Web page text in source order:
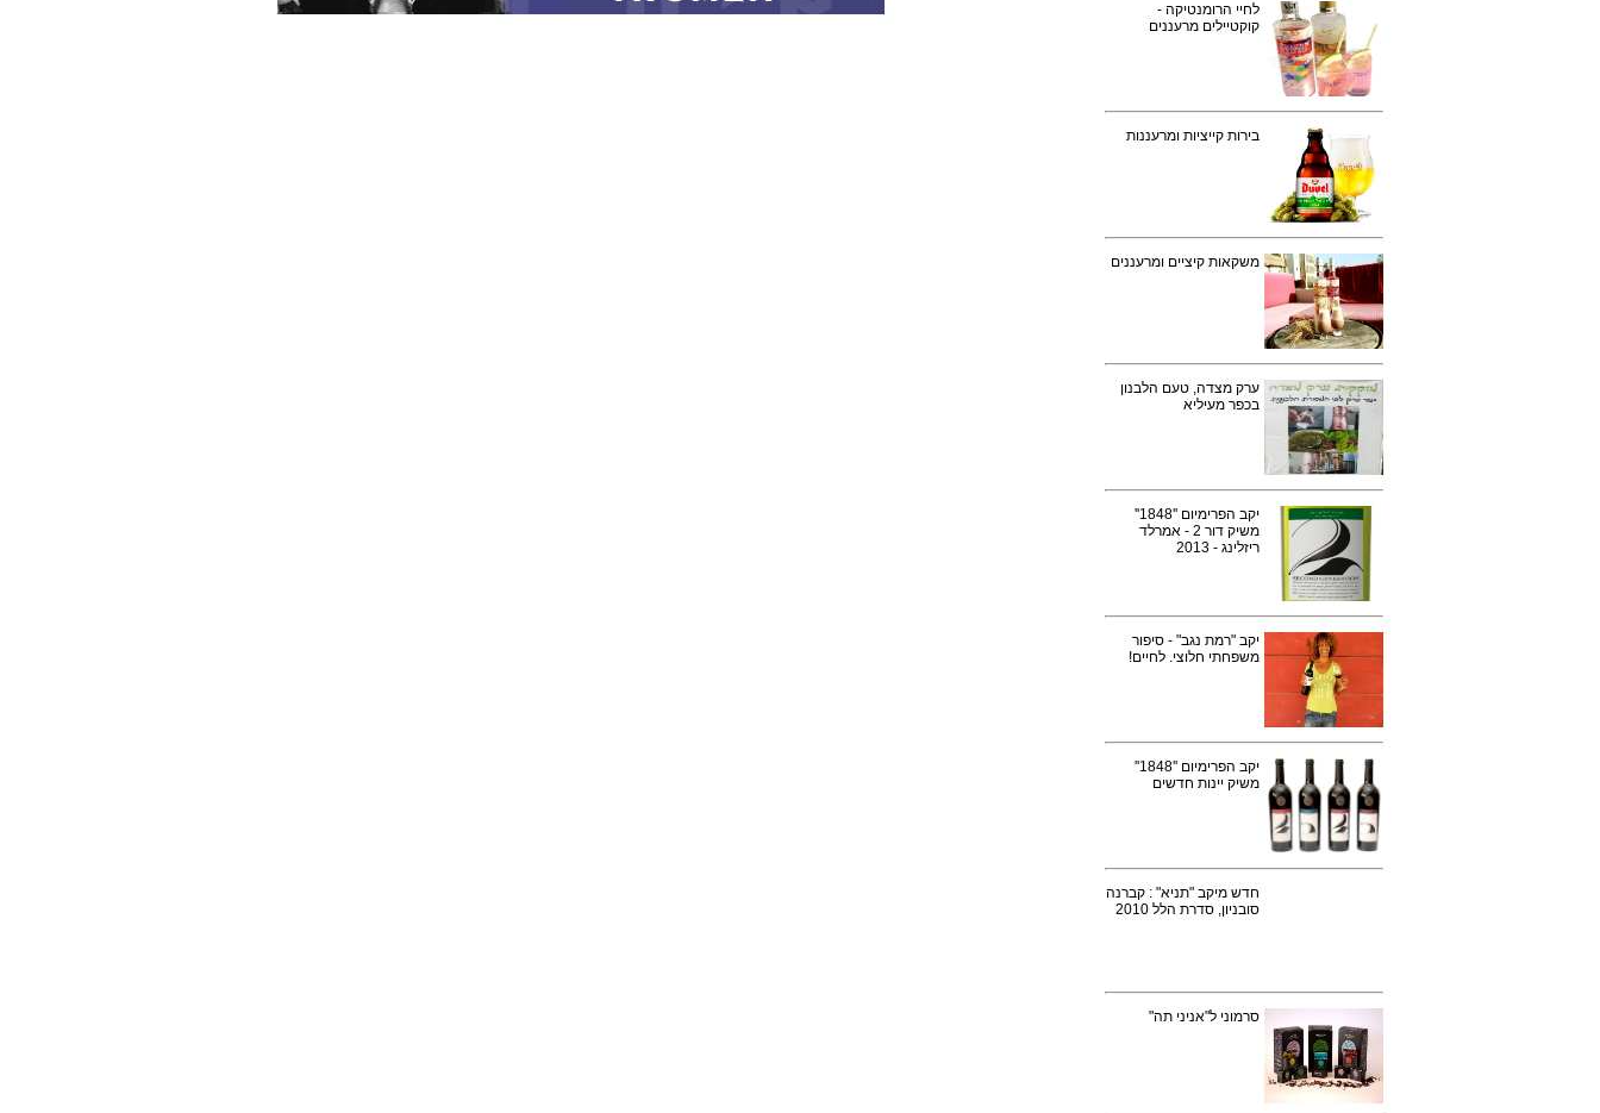
לחיי הרומנטיקה -
קוקטיילים מרעננים
בירות קייציות ומרעננות
משקאות קיציים ומרעננים
ערק מצדה, טעם הלבנון
בכפר מעיליא
יקב הפרימיום ''1848''
משיק דור 2 - אמרלד
ריזלינג - 2013
יקב "רמת נגב" - סיפור
משפחתי חלוצי. לחיים!
יקב הפרימיום ''1848''
משיק יינות חדשים
חדש מיקב "תניא" : קברנה
סובניון, סדרת הלל 2010
סרמוני ל"אניני תה"